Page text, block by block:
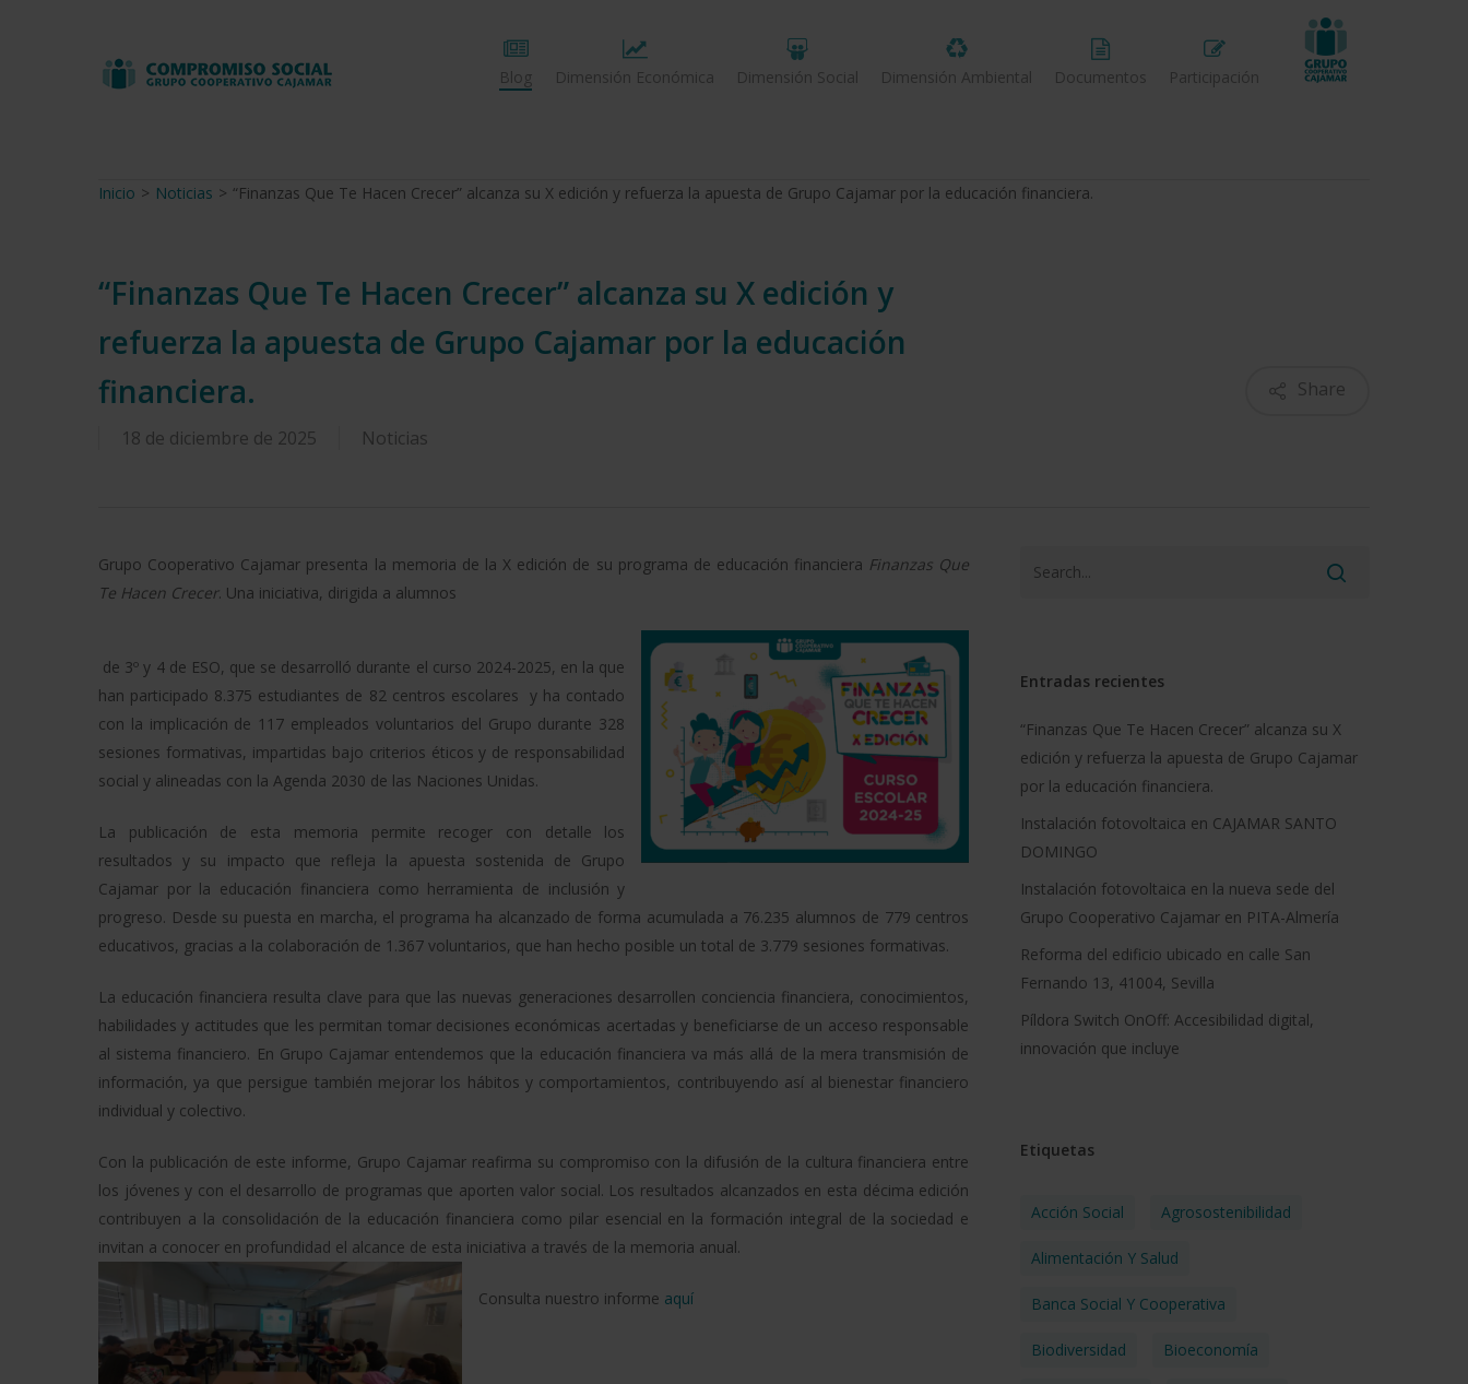
Blog Dimensión Económica Dimensión Social Dimensión Ambiental Documentos Participación
Inicio > Noticias > “Finanzas Que Te Hacen Crecer” alcanza su X edición y refuerza la apuesta de Grupo Cajamar por la educación financiera.
“Finanzas Que Te Hacen Crecer” alcanza su X edición y
refuerza la apuesta de Grupo Cajamar por la educación
financiera.
18 de diciembre de 2025 Noticias
Share
Grupo Cooperativo Cajamar presenta la memoria de la X edición de su programa de educación financiera Finanzas Que
Te Hacen Crecer. Una iniciativa, dirigida a alumnos
de 3º y 4 de ESO, que se desarrolló durante el curso 2024-2025, en la que
han participado 8.375 estudiantes de 82 centros escolares y ha contado
con la implicación de 117 empleados voluntarios del Grupo durante 328
sesiones formativas, impartidas bajo criterios éticos y de responsabilidad
social y alineadas con la Agenda 2030 de las Naciones Unidas.
La publicación de esta memoria permite recoger con detalle los
resultados y su impacto que refleja la apuesta sostenida de Grupo
Cajamar por la educación financiera como herramienta de inclusión y
progreso. Desde su puesta en marcha, el programa ha alcanzado de forma acumulada a 76.235 alumnos de 779 centros
educativos, gracias a la colaboración de 1.367 voluntarios, que han hecho posible un total de 3.779 sesiones formativas.
La educación financiera resulta clave para que las nuevas generaciones desarrollen conciencia financiera, conocimientos,
habilidades y actitudes que les permitan tomar decisiones económicas acertadas y beneficiarse de un acceso responsable
al sistema financiero. En Grupo Cajamar entendemos que la educación financiera va más allá de la mera transmisión de
información, ya que persigue también mejorar los hábitos y comportamientos, contribuyendo así al bienestar financiero
individual y colectivo.
Con la publicación de este informe, Grupo Cajamar reafirma su compromiso con la difusión de la cultura financiera entre
los jóvenes y con el desarrollo de programas que aporten valor social. Los resultados alcanzados en esta décima edición
contribuyen a la consolidación de la educación financiera como pilar esencial en la formación integral de la sociedad e
invitan a conocer en profundidad el alcance de esta iniciativa a través de la memoria anual.
Consulta nuestro informe aquí
Entradas recientes
“Finanzas Que Te Hacen Crecer” alcanza su X
edición y refuerza la apuesta de Grupo Cajamar
por la educación financiera.
Instalación fotovoltaica en CAJAMAR SANTO
DOMINGO
Instalación fotovoltaica en la nueva sede del
Grupo Cooperativo Cajamar en PITA-Almería
Reforma del edificio ubicado en calle San
Fernando 13, 41004, Sevilla
Píldora Switch OnOff: Accesibilidad digital,
innovación que incluye
Etiquetas
Acción Social Agrosostenibilidad
Alimentación Y Salud
Banca Social Y Cooperativa
Biodiversidad Bioeconomía